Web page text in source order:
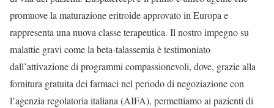
promuove la maturazione eritroide approvato in Europa e
rappresenta una nuova classe terapeutica. Il nostro impegno su
malattie gravi come la beta-talassemia è testimoniato
dall’attivazione di programmi compassionevoli, dove, grazie alla
fornitura gratuita dei farmaci nel periodo di negoziazione con
l’agenzia regolatoria italiana (AIFA), permettiamo ai pazienti di